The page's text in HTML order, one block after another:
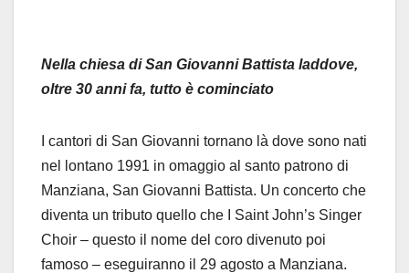
Nella chiesa di San Giovanni Battista laddove,
oltre 30 anni fa, tutto è cominciato
I cantori di San Giovanni tornano là dove sono nati
nel lontano 1991 in omaggio al santo patrono di
Manziana, San Giovanni Battista. Un concerto che
diventa un tributo quello che I Saint John’s Singer
Choir – questo il nome del coro divenuto poi
famoso – eseguiranno il 29 agosto a Manziana.